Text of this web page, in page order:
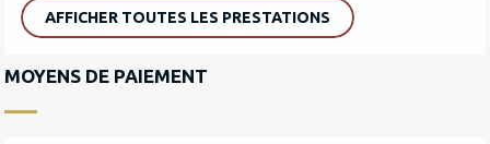
AFFICHER TOUTES LES PRESTATIONS
MOYENS DE PAIEMENT